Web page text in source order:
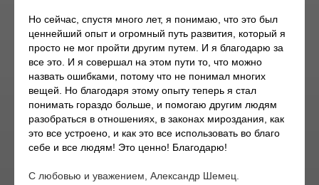
Но сейчас, спустя много лет, я понимаю, что это был
ценнейший опыт и огромный путь развития, который я
просто не мог пройти другим путем. И я благодарю за
все это. И я совершал на этом пути то, что можно
назвать ошибками, потому что не понимал многих
вещей. Но благодаря этому опыту теперь я стал
понимать гораздо больше, и помогаю другим людям
разобраться в отношениях, в законах мироздания, как
это все устроено, и как это все использовать во благо
себе и все людям! Это ценно! Благодарю!
С любовью и уважением, Александр Шемец.